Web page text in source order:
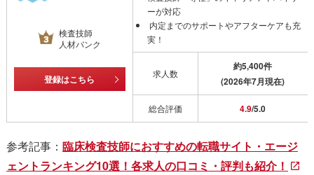
検査技師
人材バンク
登録はこちら
ーが対応
内定までのサポートやアフターケアも充
実！
求人数
約5,400件
(2026年7月現在)
総合評価 4.9/5.0
参考記事： 臨床検査技師におすすめの転職サイト・エージ
ェントランキング10選！各求人の口コミ・評判も紹介！